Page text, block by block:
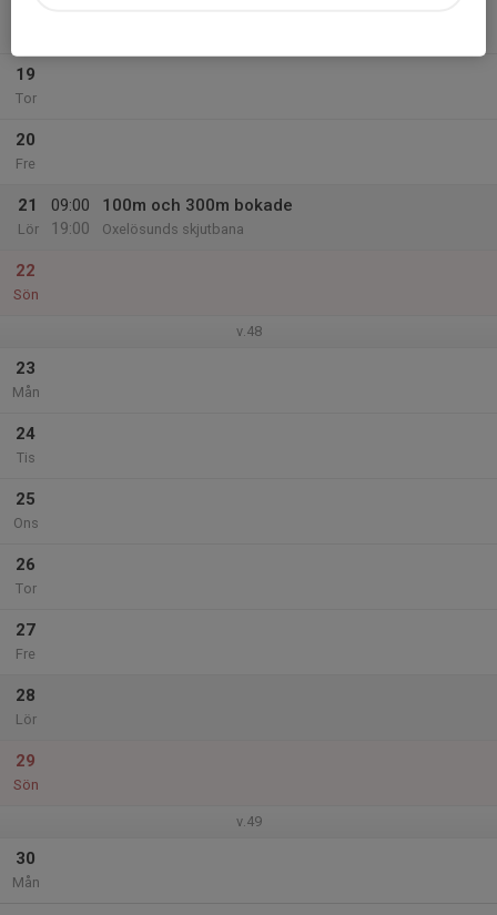
19
Tor
20
Fre
21
Lör
09:00
19:00
100m och 300m bokade
Oxelösunds skjutbana
22
Sön
v.48
23
Mån
24
Tis
25
Ons
26
Tor
27
Fre
28
Lör
29
Sön
v.49
30
Mån